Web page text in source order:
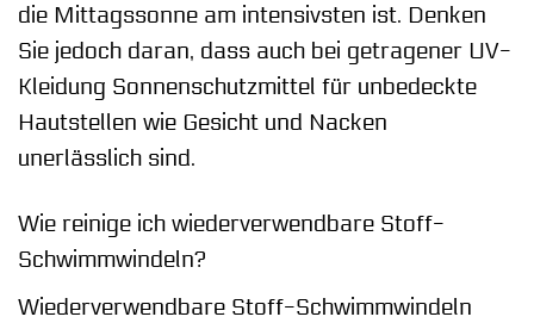
die Mittagssonne am intensivsten ist. Denken
Sie jedoch daran, dass auch bei getragener UV-
Kleidung Sonnenschutzmittel für unbedeckte
Hautstellen wie Gesicht und Nacken
unerlässlich sind.
Wie reinige ich wiederverwendbare Stoff-
Schwimmwindeln?
Wiederverwendbare Stoff-Schwimmwindeln